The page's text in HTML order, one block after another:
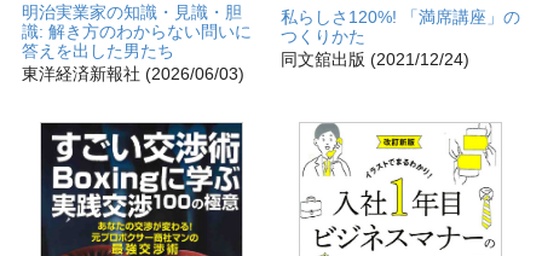
明治実業家の知識・見識・胆
識: 解き方のわからない問いに
答えを出した男たち
東洋経済新報社 (2026/06/03)
私らしさ120%! 「満席講座」の
つくりかた
同文舘出版 (2021/12/24)